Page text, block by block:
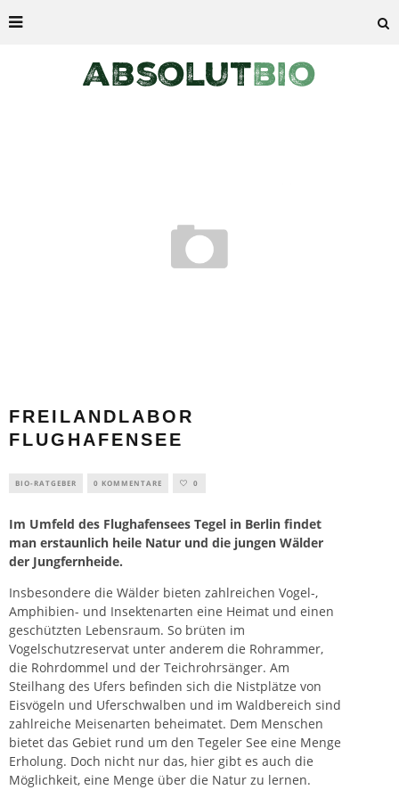
FREILANDLABOR
FLUGHAFENSEE
BIO-RATGEBER 0 KOMMENTARE 0
Im Umfeld des Flughafensees Tegel in Berlin findet
man erstaunlich heile Natur und die jungen Wälder
der Jungfernheide.
Insbesondere die Wälder bieten zahlreichen Vogel-,
Amphibien- und Insektenarten eine Heimat und einen
geschützten Lebensraum. So brüten im
Vogelschutzreservat unter anderem die Rohrammer,
die Rohrdommel und der Teichrohrsänger. Am
Steilhang des Ufers befinden sich die Nistplätze von
Eisvögeln und Uferschwalben und im Waldbereich sind
zahlreiche Meisenarten beheimatet. Dem Menschen
bietet das Gebiet rund um den Tegeler See eine Menge
Erholung. Doch nicht nur das, hier gibt es auch die
Möglichkeit, eine Menge über die Natur zu lernen.